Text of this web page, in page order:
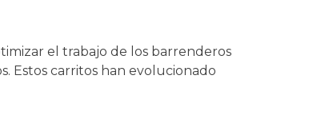
el trabajo de los barrenderos
Estos carritos han evolucionado